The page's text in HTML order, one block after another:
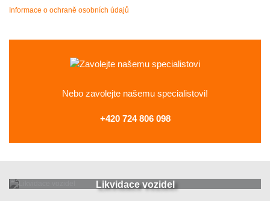
Informace o ochraně osobních údajů
Nebo zavolejte našemu specialistovi!
+420 724 806 098
Likvidace vozidel